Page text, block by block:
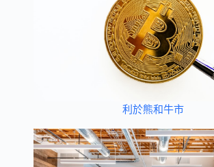
利於熊和牛市